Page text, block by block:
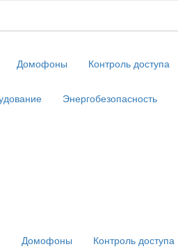
Домофоны Контроль доступа
Энергобезопасность
Домофоны Контроль доступа